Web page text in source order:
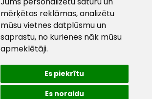
mērķētas reklāmas, analizētu
mūsu vietnes datplūsmu un
saprastu, no kurienes nāk mūsu
apmeklētāji.
Es piekrītu
Es noraidu
Darbdienās:
8:00 – 17:00
info@hards.lv